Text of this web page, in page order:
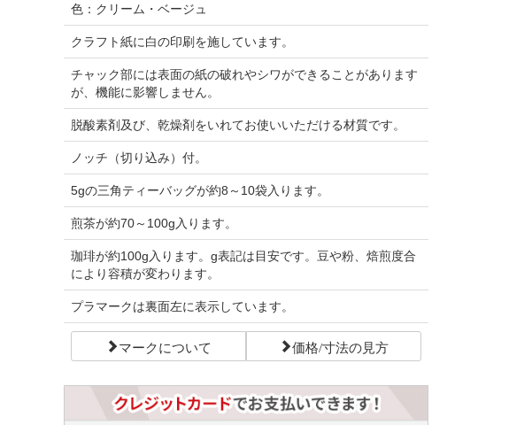
色：クリーム・ベージュ
クラフト紙に白の印刷を施しています。
チャック部には表面の紙の破れやシワができることがあります
が、機能に影響しません。
脱酸素剤及び、乾燥剤をいれてお使いいただける材質です。
ノッチ（切り込み）付。
5gの三角ティーバッグが約8～10袋入ります。
煎茶が約70～100g入ります。
珈琲が約100g入ります。g表記は目安です。豆や粉、焙煎度合
により容積が変わります。
プラマークは裏面左に表示しています。
マークについて 価格/寸法の見方